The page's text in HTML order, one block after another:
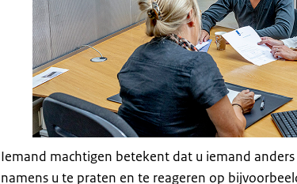
Iemand machtigen betekent dat u iemand
namens u te praten en te reageren op